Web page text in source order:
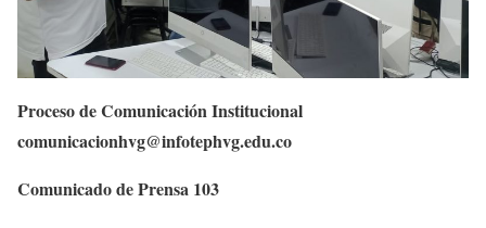
Proceso de Comunicación Institucional
comunicacionhvg@infotephvg.edu.co
Comunicado de Prensa 103